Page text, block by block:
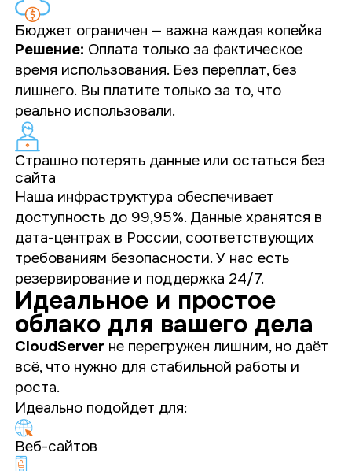
Бюджет ограничен — важна каждая копейка
Решение: Оплата только за фактическое
время использования. Без переплат, без
лишнего. Вы платите только за то, что
реально использовали.
Страшно потерять данные или остаться без
сайта
Наша инфраструктура обеспечивает
доступность до 99,95%. Данные хранятся в
дата-центрах в России, соответствующих
требованиям безопасности. У нас есть
резервирование и поддержка 24/7.
Идеальное и простое
облако для вашего дела
CloudServer не перегружен лишним, но даёт
всё, что нужно для стабильной работы и
роста.
Идеально подойдет для:
Веб-сайтов